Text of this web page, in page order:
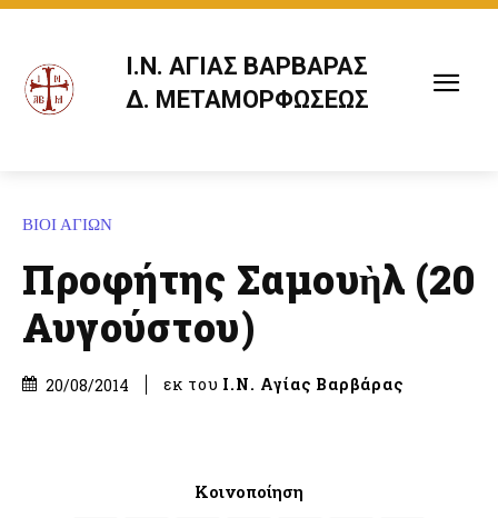
Ι.Ν. ΑΓΙΑΣ ΒΑΡΒΑΡΑΣ
Δ. ΜΕΤΑΜΟΡΦΩΣΕΩΣ
ΒΙΟΙ ΑΓΙΩΝ
Προφήτης Σαμουὴλ (20
Αυγούστου)
20/08/2014 εκ του Ι.Ν. Αγίας Βαρβάρας
Κοινοποίηση